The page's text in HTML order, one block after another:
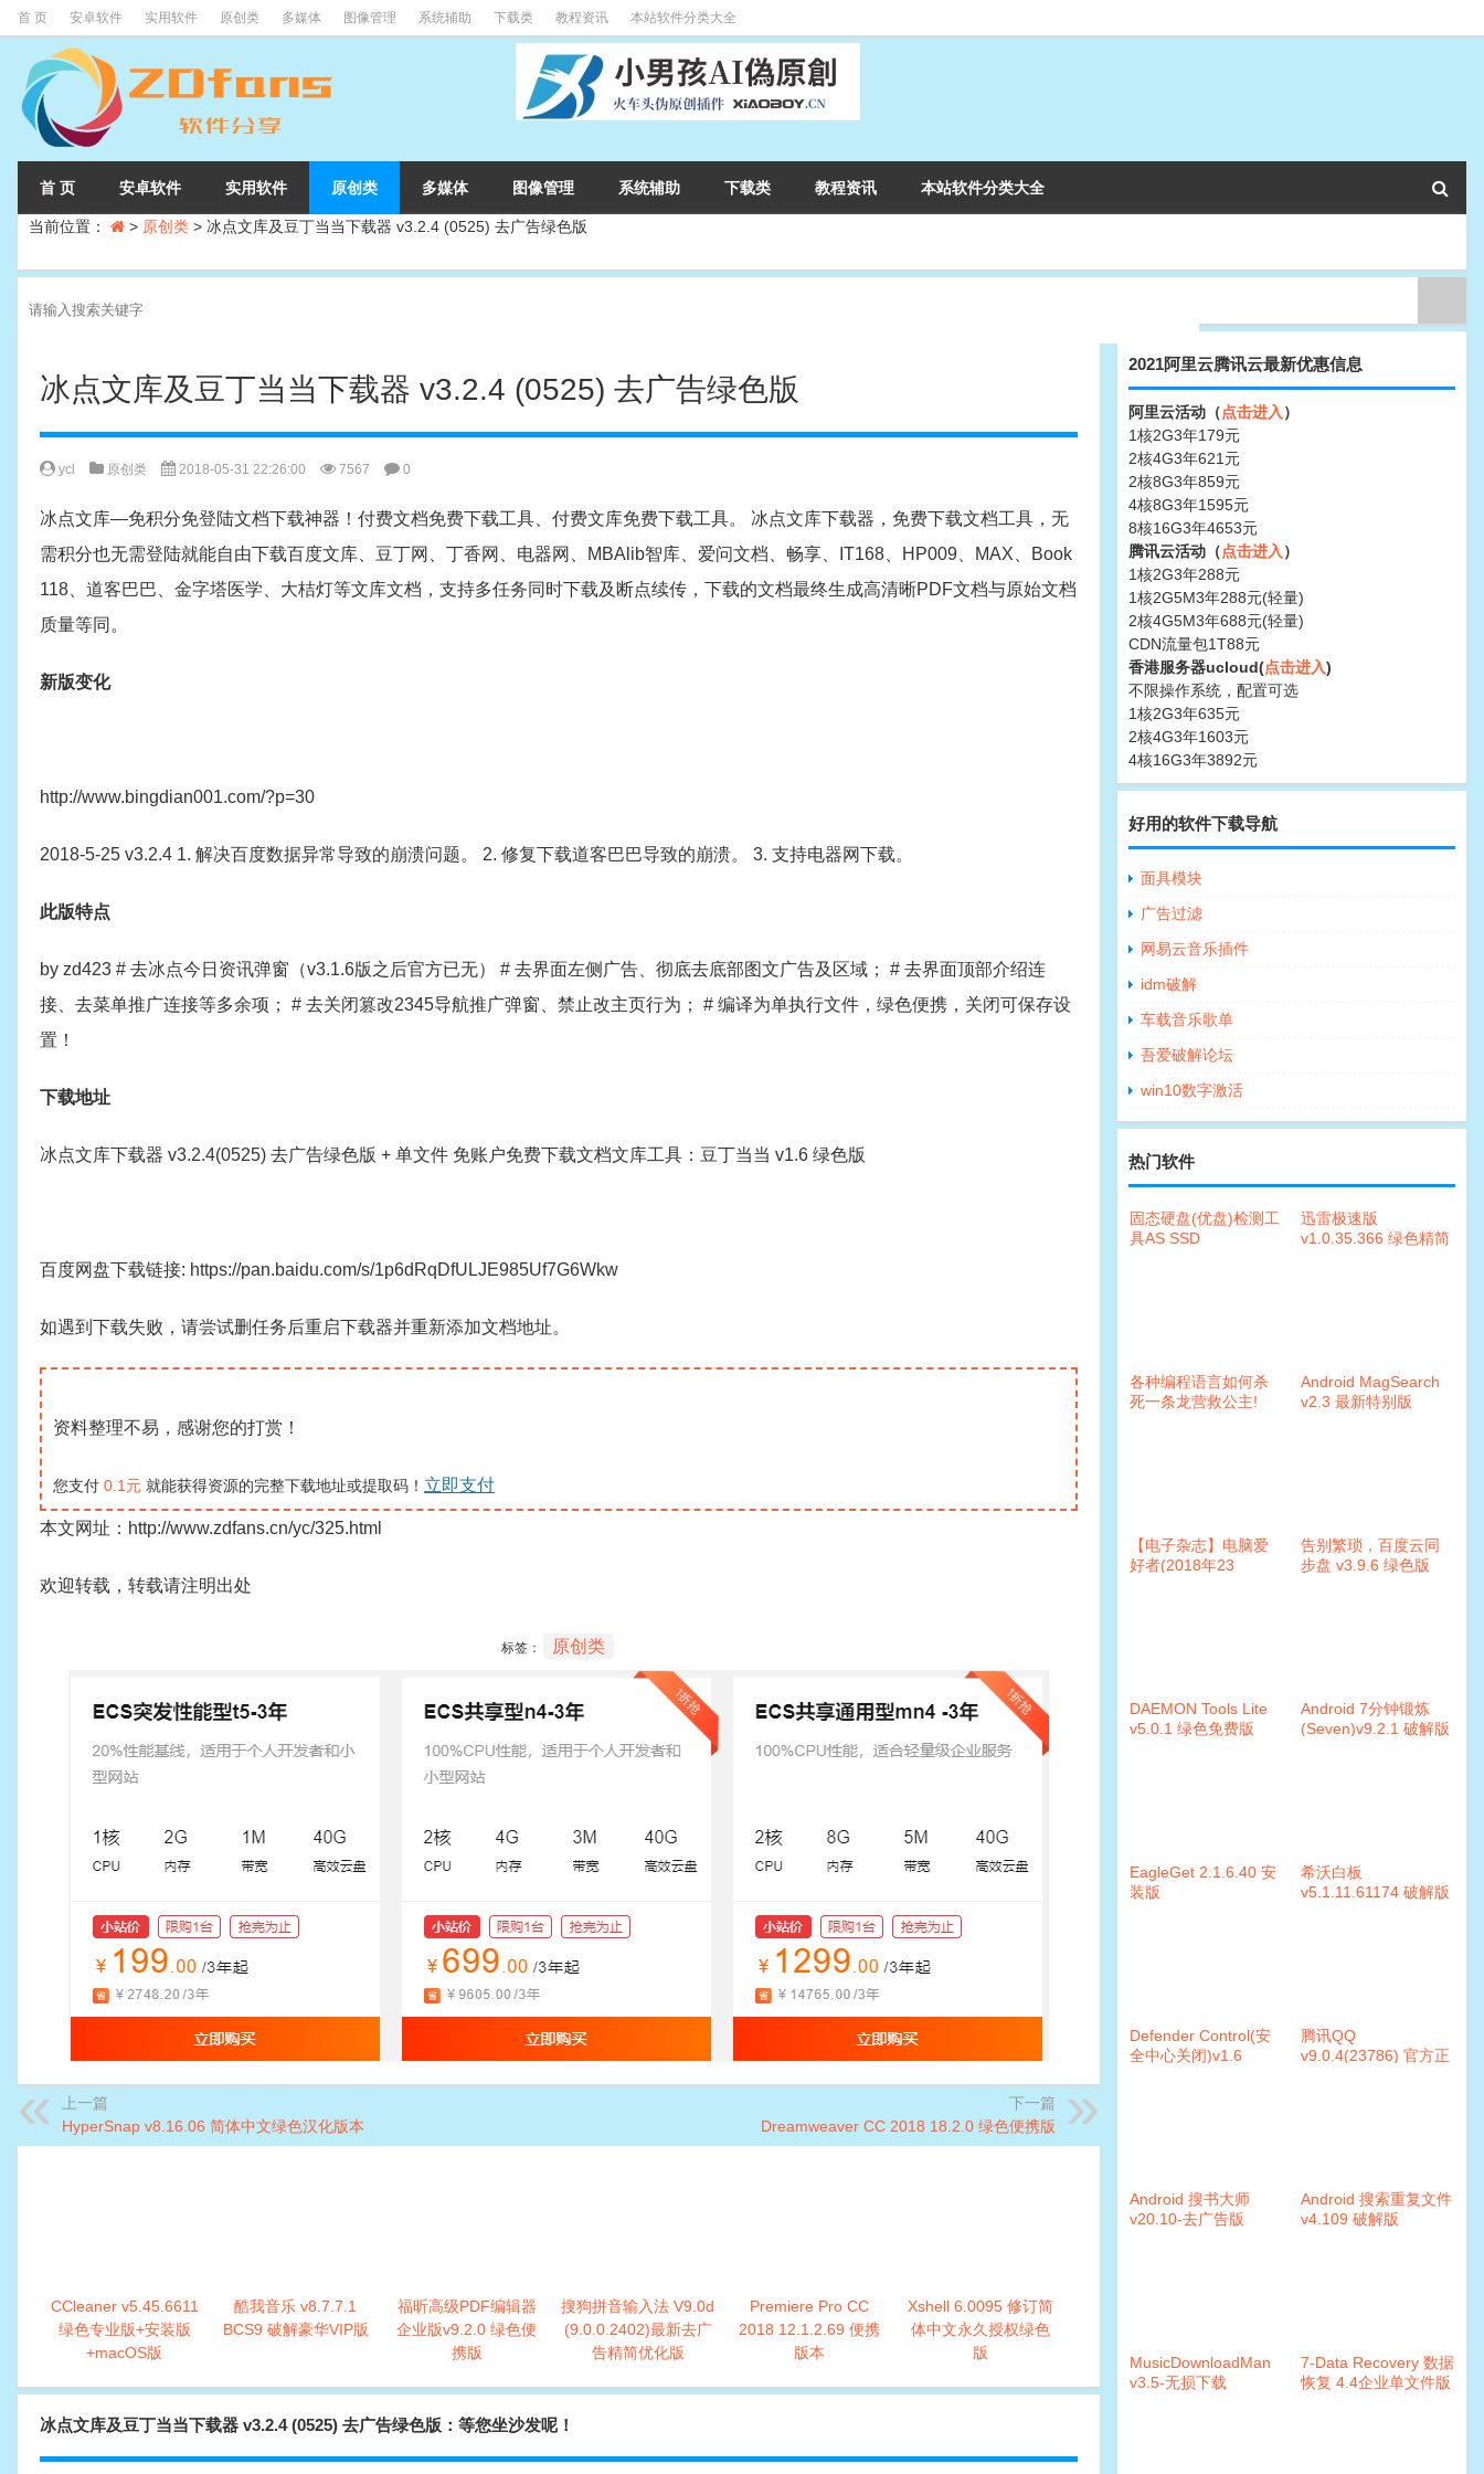
首 页 安卓软件 实用软件 原创类 多媒体 图像管理 系统辅助 下载类 教程资讯 本站软件分类大全
首 页 安卓软件 实用软件 原创类 多媒体 图像管理 系统辅助 下载类 教程资讯 本站软件分类大全
当前位置： > 原创类 > 冰点文库及豆丁当当下载器 v3.2.4 (0525) 去广告绿色版
冰点文库及豆丁当当下载器 v3.2.4 (0525) 去广告绿色版
ycl 原创类 2018-05-31 22:26:00 7567 0
冰点文库—免积分免登陆文档下载神器！付费文档免费下载工具、付费文库免费下载工具。 冰点文库下载器，免费下载文档工具，无
需积分也无需登陆就能自由下载百度文库、豆丁网、丁香网、电器网、MBAlib智库、爱问文档、畅享、IT168、HP009、MAX、Book
118、道客巴巴、金字塔医学、大桔灯等文库文档，支持多任务同时下载及断点续传，下载的文档最终生成高清晰PDF文档与原始文档
质量等同。
新版变化
http://www.bingdian001.com/?p=30
2018-5-25 v3.2.4 1. 解决百度数据异常导致的崩溃问题。 2. 修复下载道客巴巴导致的崩溃。 3. 支持电器网下载。
此版特点
by zd423 # 去冰点今日资讯弹窗（v3.1.6版之后官方已无） # 去界面左侧广告、彻底去底部图文广告及区域； # 去界面顶部介绍连
接、去菜单推广连接等多余项； # 去关闭篡改2345导航推广弹窗、禁止改主页行为； # 编译为单执行文件，绿色便携，关闭可保存设
置！
下载地址
冰点文库下载器 v3.2.4(0525) 去广告绿色版 + 单文件 免账户免费下载文档文库工具：豆丁当当 v1.6 绿色版
百度网盘下载链接: https://pan.baidu.com/s/1p6dRqDfULJE985Uf7G6Wkw
如遇到下载失败，请尝试删任务后重启下载器并重新添加文档地址。
资料整理不易，感谢您的打赏！
您支付 0.1元 就能获得资源的完整下载地址或提取码！ 立即支付
本文网址：http://www.zdfans.cn/yc/325.html
欢迎转载，转载请注明出处
标签： 原创类
上一篇
HyperSnap v8.16.06 简体中文绿色汉化版本
下一篇
Dreamweaver CC 2018 18.2.0 绿色便携版
CCleaner v5.45.6611
绿色专业版+安装版
+macOS版
酷我音乐 v8.7.7.1
BCS9 破解豪华VIP版
福昕高级PDF编辑器
企业版v9.2.0 绿色便
携版
搜狗拼音输入法 V9.0d
(9.0.0.2402)最新去广
告精简优化版
Premiere Pro CC
2018 12.1.2.69 便携
版本
Xshell 6.0095 修订简
体中文永久授权绿色
版
冰点文库及豆丁当当下载器 v3.2.4 (0525) 去广告绿色版：等您坐沙发呢！
2021阿里云腾讯云最新优惠信息
阿里云活动（点击进入 ）
1核2G3年179元
2核4G3年621元
2核8G3年859元
4核8G3年1595元
8核16G3年4653元
腾讯云活动（点击进入 ）
1核2G3年288元
1核2G5M3年288元(轻量)
2核4G5M3年688元(轻量)
CDN流量包1T88元
香港服务器ucloud(点击进入)
不限操作系统，配置可选
1核2G3年635元
2核4G3年1603元
4核16G3年3892元
好用的软件下载导航
面具模块
广告过滤
网易云音乐插件
idm破解
车载音乐歌单
吾爱破解论坛
win10数字激活
热门软件
固态硬盘(优盘)检测工
具AS SSD
迅雷极速版
v1.0.35.366 绿色精简
各种编程语言如何杀
死一条龙营救公主!
Android MagSearch
v2.3 最新特别版
【电子杂志】电脑爱
好者(2018年23
告别繁琐，百度云同
步盘 v3.9.6 绿色版
DAEMON Tools Lite
v5.0.1 绿色免费版
Android 7分钟锻炼
(Seven)v9.2.1 破解版
EagleGet 2.1.6.40 安
装版
希沃白板
v5.1.11.61174 破解版
Defender Control(安
全中心关闭)v1.6
腾讯QQ
v9.0.4(23786) 官方正
Android 搜书大师
v20.10-去广告版
Android 搜索重复文件
v4.109 破解版
MusicDownloadMan
v3.5-无损下载
7-Data Recovery 数据
恢复 4.4企业单文件版